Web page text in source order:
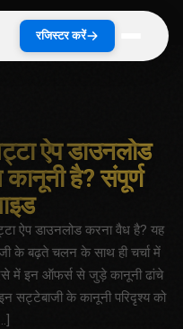
रजिस्टर करें
ऐप डाउनलोड
है? संपूर्ण
ऐप डाउनलोड करना वैध है? यह
के बढ़ते चलन के साथ ही चर्चा में
में इन ऑफर्स से जुड़े कानूनी ढांचे
सट्टेबाजी के कानूनी परिदृश्य को